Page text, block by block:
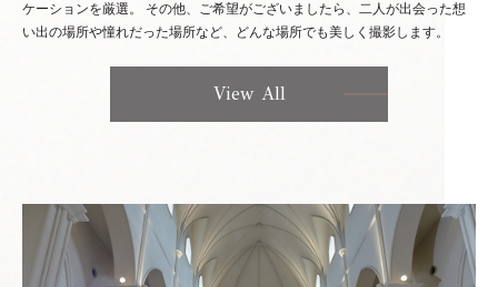
ケーションを厳選。 その他、ご希望がございましたら、二人が出会った想
い出の場所や憧れだった場所など、どんな場所でも美しく撮影します。
View All